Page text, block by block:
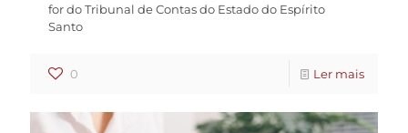
for do Tribunal de Contas do Estado do Espírito
Santo
0 Ler mais